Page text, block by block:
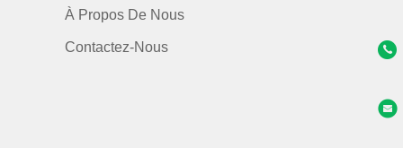
À Propos De Nous
Contactez-Nous